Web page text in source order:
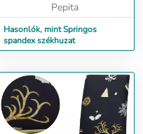
Pepita
Hasonlók, mint Springos
spandex székhuzat